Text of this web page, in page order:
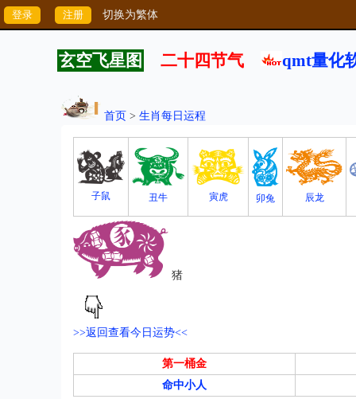
切换为繁体
玄空飞星图 二十四节气 qmt量化
首页 > 生肖每日运程
子鼠 丑牛 寅虎 卯兔 辰龙
猪
>>返回查看今日运势<<
第一桶金
命中小人